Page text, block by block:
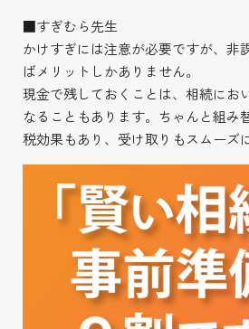
■すぎむら先生
かけすぎには注意が必要ですが、非
ばメリットしかありません。
現金で残しておくことは、相続にお
なることもあります。ちゃんと組み
税効果もあり、受け取りもスムーズ